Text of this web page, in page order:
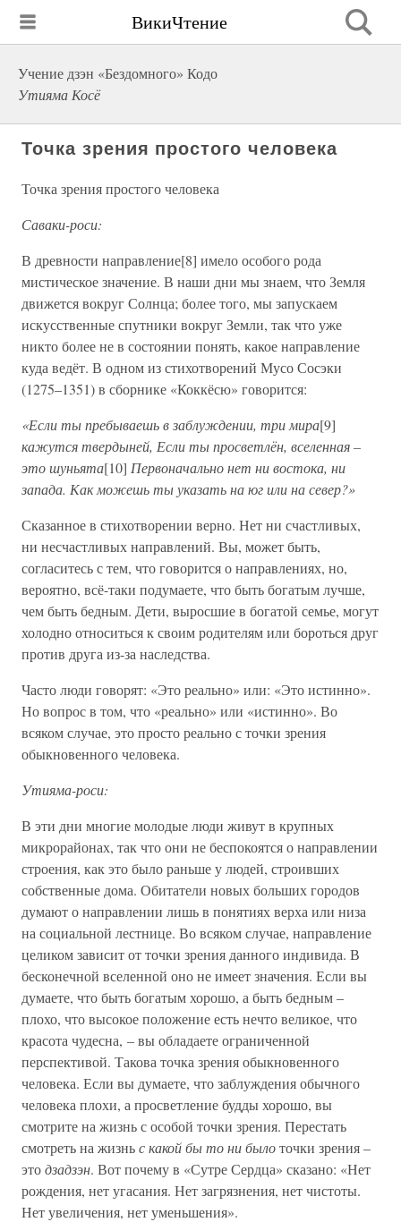
ВикиЧтение
Учение дзэн «Бездомного» Кодо
Утияма Косё
Точка зрения простого человека
Точка зрения простого человека
Саваки-роси:
В древности направление[8] имело особого рода
мистическое значение. В наши дни мы знаем, что Земля
движется вокруг Солнца; более того, мы запускаем
искусственные спутники вокруг Земли, так что уже
никто более не в состоянии понять, какое направление
куда ведёт. В одном из стихотворений Мусо Сосэки
(1275–1351) в сборнике «Коккёсю» говорится:
«Если ты пребываешь в заблуждении, три мира[9]
кажутся твердыней, Если ты просветлён, вселенная –
это шуньята[10] Первоначально нет ни востока, ни
запада. Как можешь ты указать на юг или на север?»
Сказанное в стихотворении верно. Нет ни счастливых,
ни несчастливых направлений. Вы, может быть,
согласитесь с тем, что говорится о направлениях, но,
вероятно, всё-таки подумаете, что быть богатым лучше,
чем быть бедным. Дети, выросшие в богатой семье, могут
холодно относиться к своим родителям или бороться друг
против друга из-за наследства.
Часто люди говорят: «Это реально» или: «Это истинно».
Но вопрос в том, что «реально» или «истинно». Во
всяком случае, это просто реально с точки зрения
обыкновенного человека.
Утияма-роси:
В эти дни многие молодые люди живут в крупных
микрорайонах, так что они не беспокоятся о направлении
строения, как это было раньше у людей, строивших
собственные дома. Обитатели новых больших городов
думают о направлении лишь в понятиях верха или низа
на социальной лестнице. Во всяком случае, направление
целиком зависит от точки зрения данного индивида. В
бесконечной вселенной оно не имеет значения. Если вы
думаете, что быть богатым хорошо, а быть бедным –
плохо, что высокое положение есть нечто великое, что
красота чудесна, – вы обладаете ограниченной
перспективой. Такова точка зрения обыкновенного
человека. Если вы думаете, что заблуждения обычного
человека плохи, а просветление будды хорошо, вы
смотрите на жизнь с особой точки зрения. Перестать
смотреть на жизньс какой бы то ни былоточки зрения –
этодзадзэн. Вот почему в «Сутре Сердца» сказано: «Нет
рождения, нет угасания. Нет загрязнения, нет чистоты.
Нет увеличения, нет уменьшения».